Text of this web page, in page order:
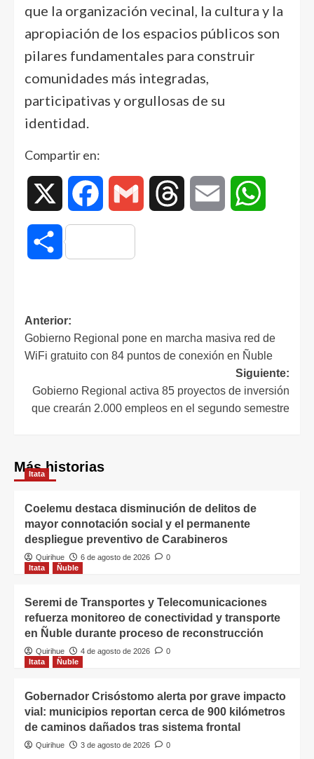
que la organización vecinal, la cultura y la
apropiación de los espacios públicos son
pilares fundamentales para construir
comunidades más integradas,
participativas y orgullosas de su
identidad.
Compartir en:
Facebook Gmail Threads Email
Compartir
Anterior:
Gobierno Regional pone en marcha masiva red de
WiFi gratuito con 84 puntos de conexión en Ñuble
Siguiente:
Gobierno Regional activa 85 proyectos de inversión
que crearán 2.000 empleos en el segundo semestre
Más historias
Itata
Coelemu destaca disminución de delitos de
mayor connotación social y el permanente
despliegue preventivo de Carabineros
Quirihue 6 de agosto de 2026
0
Itata
Ñuble
Seremi de Transportes y Telecomunicaciones
refuerza monitoreo de conectividad y transporte
en Ñuble durante proceso de reconstrucción
Quirihue 4 de agosto de 2026
0
Itata
Ñuble
Gobernador Crisóstomo alerta por grave impacto
vial: municipios reportan cerca de 900 kilómetros
de caminos dañados tras sistema frontal
Quirihue 3 de agosto de 2026 0